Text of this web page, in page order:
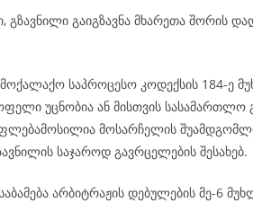
გზავნილი გაიგზავნა მხარეთა შორის
საპროცესო კოდექსის 184-ე
უცნობია ან მისთვის სასამართლო
მოსარჩელის
საჯაროდ გავრცელების შესახებ.
არბიტრაჟის დებულების მე-6